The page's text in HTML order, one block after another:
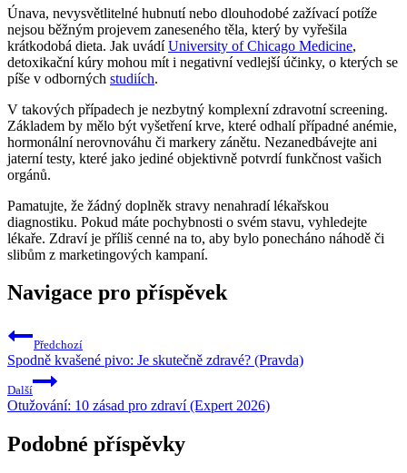
Únava, nevysvětlitelné hubnutí nebo dlouhodobé zažívací potíže
nejsou běžným projevem zaneseného těla, který by vyřešila
krátkodobá dieta. Jak uvádíUniversity of Chicago Medicine,
detoxikační kúry mohou mít i negativní vedlejší účinky, o kterých se
píše v odborných studiích.
V takových případech je nezbytný komplexní zdravotní screening.
Základem by mělo být vyšetření krve, které odhalí případné anémie,
hormonální nerovnováhu či markery zánětu. Nezanedbávejte ani
jaterní testy, které jako jediné objektivně potvrdí funkčnost vašich
orgánů.
Pamatujte, že žádný doplněk stravy nenahradí lékařskou
diagnostiku. Pokud máte pochybnosti o svém stavu, vyhledejte
lékaře. Zdraví je příliš cenné na to, aby bylo ponecháno náhodě či
slibům z marketingových kampaní.
Navigace pro příspěvek
Předchozí
Spodně kvašené pivo: Je skutečně zdravé? (Pravda)
Další
Otužování: 10 zásad pro zdraví (Expert 2026)
Podobné příspěvky